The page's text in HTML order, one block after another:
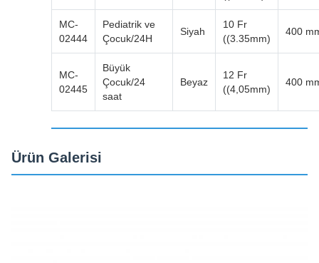
MC-
02444
Pediatrik ve
Çocuk/24H
Siyah
10 Fr
((3.35mm)
400
MC-
02445
Büyük
Çocuk/24
saat
Beyaz
12 Fr
((4,05mm)
400
Ürün Galerisi